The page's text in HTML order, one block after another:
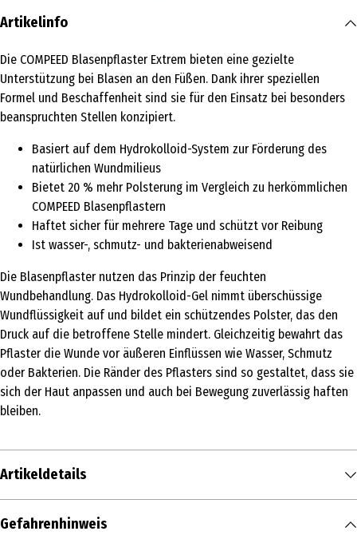
Artikelinfo
Die COMPEED Blasenpflaster Extrem bieten eine gezielte
Unterstützung bei Blasen an den Füßen. Dank ihrer speziellen
Formel und Beschaffenheit sind sie für den Einsatz bei besonders
beanspruchten Stellen konzipiert.
Basiert auf dem Hydrokolloid-System zur Förderung des
natürlichen Wundmilieus
Bietet 20 % mehr Polsterung im Vergleich zu herkömmlichen
COMPEED Blasenpflastern
Haftet sicher für mehrere Tage und schützt vor Reibung
Ist wasser-, schmutz- und bakterienabweisend
Die Blasenpflaster nutzen das Prinzip der feuchten
Wundbehandlung. Das Hydrokolloid-Gel nimmt überschüssige
Wundflüssigkeit auf und bildet ein schützendes Polster, das den
Druck auf die betroffene Stelle mindert. Gleichzeitig bewahrt das
Pflaster die Wunde vor äußeren Einflüssen wie Wasser, Schmutz
oder Bakterien. Die Ränder des Pflasters sind so gestaltet, dass sie
sich der Haut anpassen und auch bei Bewegung zuverlässig haften
bleiben.
Artikeldetails
Inhalt
Gefahrenhinweis